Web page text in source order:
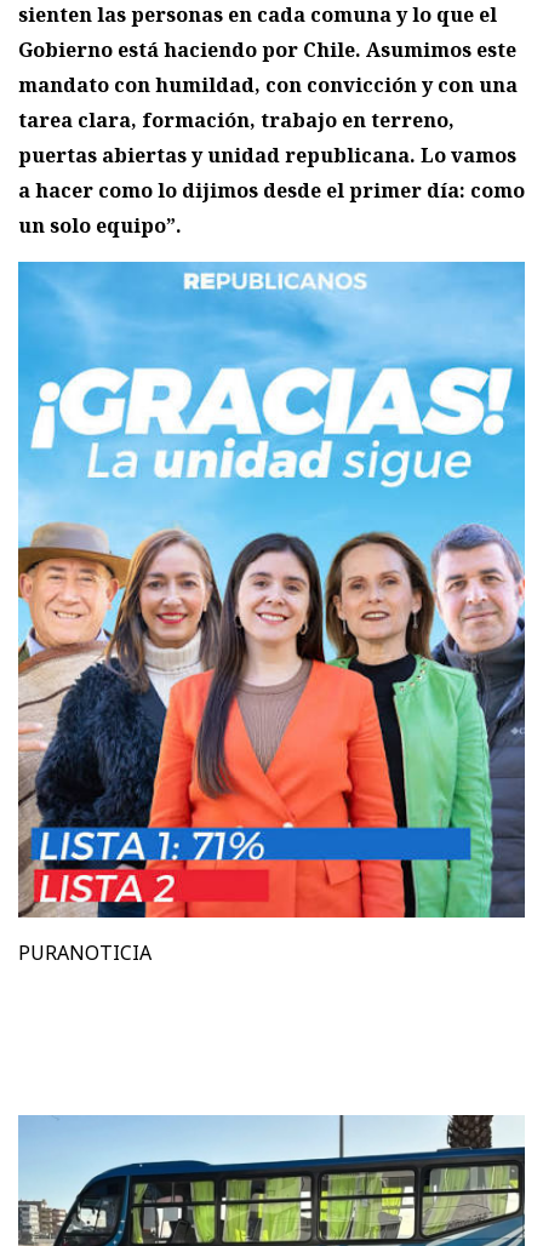
sienten las personas en cada comuna y lo que el
Gobierno está haciendo por Chile. Asumimos este
mandato con humildad, con convicción y con una
tarea clara, formación, trabajo en terreno,
puertas abiertas y unidad republicana. Lo vamos
a hacer como lo dijimos desde el primer día: como
un solo equipo”.
PURANOTICIA